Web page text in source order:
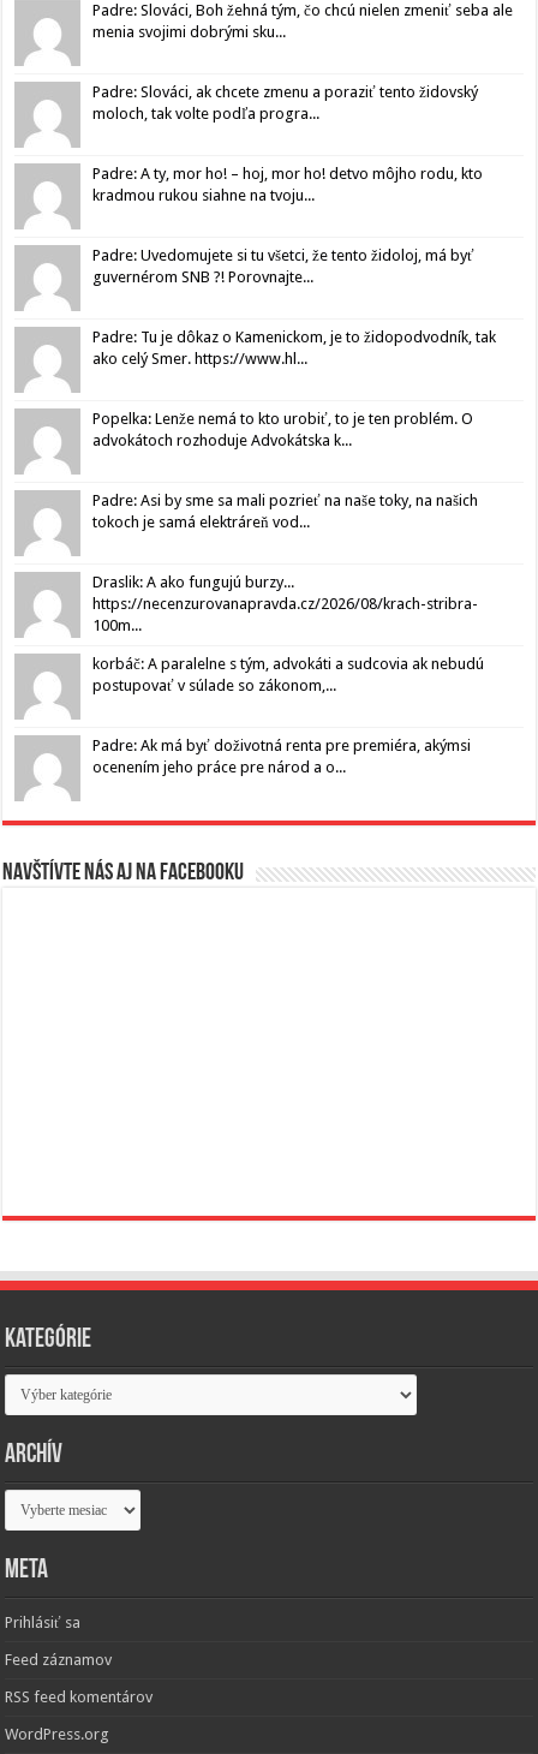
Padre: Slováci, Boh žehná tým, čo chcú nielen zmeniť seba ale
menia svojimi dobrými sku...
Padre: Slováci, ak chcete zmenu a poraziť tento židovský
moloch, tak volte podľa progra...
Padre: A ty, mor ho! – hoj, mor ho! detvo môjho rodu, kto
kradmou rukou siahne na tvoju...
Padre: Uvedomujete si tu všetci, že tento židoloj, má byť
guvernérom SNB ?! Porovnajte...
Padre: Tu je dôkaz o Kamenickom, je to židopodvodník, tak
ako celý Smer. https://www.hl...
Popelka: Lenže nemá to kto urobiť, to je ten problém. O
advokátoch rozhoduje Advokátska k...
Padre: Asi by sme sa mali pozrieť na naše toky, na našich
tokoch je samá elektráreň vod...
Draslik: A ako fungujú burzy...
https://necenzurovanapravda.cz/2026/08/krach-stribra-
100m...
korbáč: A paralelne s tým, advokáti a sudcovia ak nebudú
postupovať v súlade so zákonom,...
Padre: Ak má byť doživotná renta pre premiéra, akýmsi
ocenením jeho práce pre národ a o...
Navštívte nás aj na Facebooku
Kategórie
Kategórie
Archív
Archív
Meta
Prihlásiť sa
Feed záznamov
RSS feed komentárov
WordPress.org